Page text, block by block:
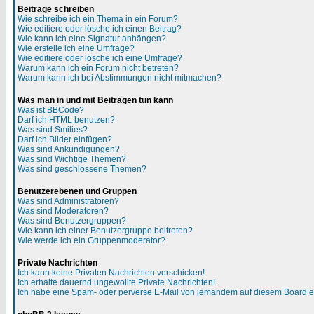
Beiträge schreiben
Wie schreibe ich ein Thema in ein Forum?
Wie editiere oder lösche ich einen Beitrag?
Wie kann ich eine Signatur anhängen?
Wie erstelle ich eine Umfrage?
Wie editiere oder lösche ich eine Umfrage?
Warum kann ich ein Forum nicht betreten?
Warum kann ich bei Abstimmungen nicht mitmachen?
Was man in und mit Beiträgen tun kann
Was ist BBCode?
Darf ich HTML benutzen?
Was sind Smilies?
Darf ich Bilder einfügen?
Was sind Ankündigungen?
Was sind Wichtige Themen?
Was sind geschlossene Themen?
Benutzerebenen und Gruppen
Was sind Administratoren?
Was sind Moderatoren?
Was sind Benutzergruppen?
Wie kann ich einer Benutzergruppe beitreten?
Wie werde ich ein Gruppenmoderator?
Private Nachrichten
Ich kann keine Privaten Nachrichten verschicken!
Ich erhalte dauernd ungewollte Private Nachrichten!
Ich habe eine Spam- oder perverse E-Mail von jemandem auf diesem Board